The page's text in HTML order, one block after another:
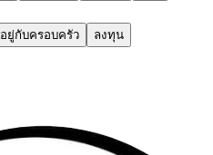
อยู่กับครอบครัว
ลงทุน